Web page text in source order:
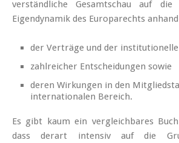
verständliche Gesamtschau auf
Eigendynamik des Europarechts anhand
der Verträge und der
zahlreicher Entscheidungen sowie
deren Wirkungen in den
internationalen Bereich.
Es gibt kaum ein vergleichbares
dass derart intensiv auf die